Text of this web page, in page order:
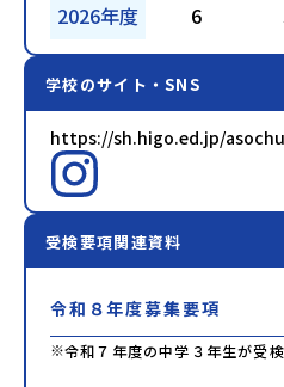
2026年度 6
学校のサイト・SNS
https://sh.higo.ed.jp/
受検要項関連資料
令和８年度募集要項
※令和７年度の中学３年生が受